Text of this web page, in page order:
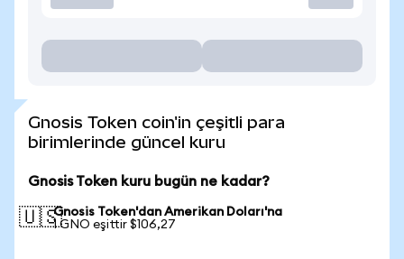
Gnosis Token coin'in çeşitli para
birimlerinde güncel kuru
Gnosis Token kuru bugün ne kadar?
🇺🇸Gnosis Token'dan Amerikan Doları'na
1 GNO eşittir $106,27